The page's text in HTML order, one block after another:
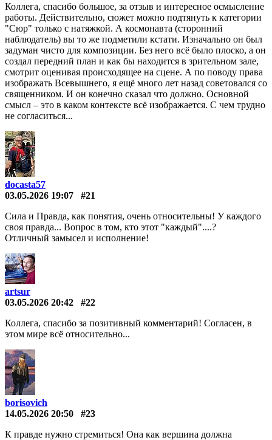
Коллега, спасибо большое, за отзыв и интересное осмысление
работы. Действительно, сюжет можно подтянуть к категории
"Сюр" только с натяжкой. А космонавта (сторонний
наблюдатель) вы то же подметили кстати. Изначально он был
задуман чисто для композиции. Без него всё было плоско, а он
создал передний план и как бы находится в зрительном зале,
смотрит оценивая происходящее на сцене. А по поводу права
изображать Всевышнего, я ещё много лет назад советовался со
священником. И он конечно сказал что должно. Основной
смысл – это в каком контексте всё изображается. С чем трудно
не согласиться...
docasta57
03.05.2026 19:07
#21
Сила и Правда, как понятия, очень относительны! У каждого
своя правда... Вопрос в том, кто этот "каждый"....?
Отличный замысел и исполнение!
artsur
03.05.2026 20:42
#22
Коллега, спасибо за позитивный комментарий! Согласен, в
этом мире всё относительно...
borisovich
14.05.2026 20:50
#23
К правде нужно стремиться! Она как вершина должна